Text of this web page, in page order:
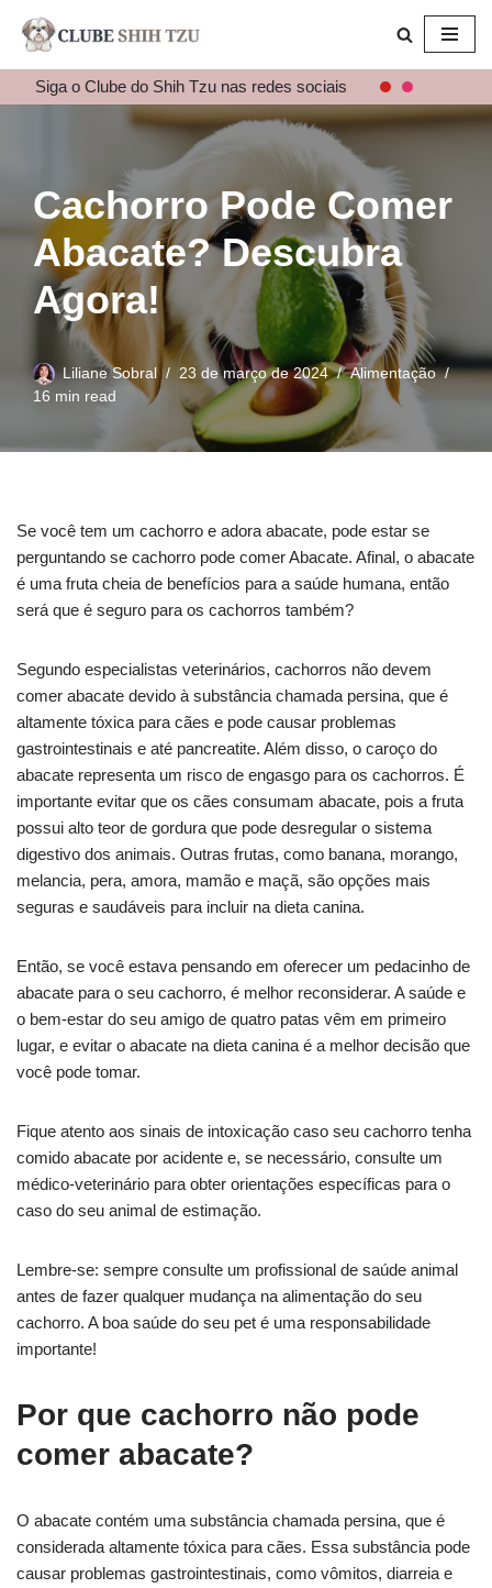
paraSiga o Clube do Shih Tzu nas redes sociais
Cachorro Pode Comer
Abacate? Descubra
Agora!
Liliane Sobral 23 de março de 2024
Alimentação
16 min read
Se você tem um cachorro e adora abacate, pode estar se
perguntando se cachorro pode comer Abacate. Afinal, o abacate
é uma fruta cheia de benefícios para a saúde humana, então
será que é seguro para os cachorros também?
Segundo especialistas veterinários, cachorros não devem
comer abacate devido à substância chamada persina, que é
altamente tóxica para cães e pode causar problemas
gastrointestinais e até pancreatite. Além disso, o caroço do
abacate representa um risco de engasgo para os cachorros. É
importante evitar que os cães consumam abacate, pois a fruta
possui alto teor de gordura que pode desregular o sistema
digestivo dos animais. Outras frutas, como banana, morango,
melancia, pera, amora, mamão e maçã, são opções mais
seguras e saudáveis para incluir na dieta canina.
Então, se você estava pensando em oferecer um pedacinho de
abacate para o seu cachorro, é melhor reconsiderar. A saúde e
o bem-estar do seu amigo de quatro patas vêm em primeiro
lugar, e evitar o abacate na dieta canina é a melhor decisão que
você pode tomar.
Fique atento aos sinais de intoxicação caso seu cachorro tenha
comido abacate por acidente e, se necessário, consulte um
médico-veterinário para obter orientações específicas para o
caso do seu animal de estimação.
Lembre-se: sempre consulte um profissional de saúde animal
antes de fazer qualquer mudança na alimentação do seu
cachorro. A boa saúde do seu pet é uma responsabilidade
importante!
Por que cachorro não pode
comer abacate?
O abacate contém uma substância chamada persina, que é
considerada altamente tóxica para cães. Essa substância pode
causar problemas gastrointestinais, como vômitos, diarreia e